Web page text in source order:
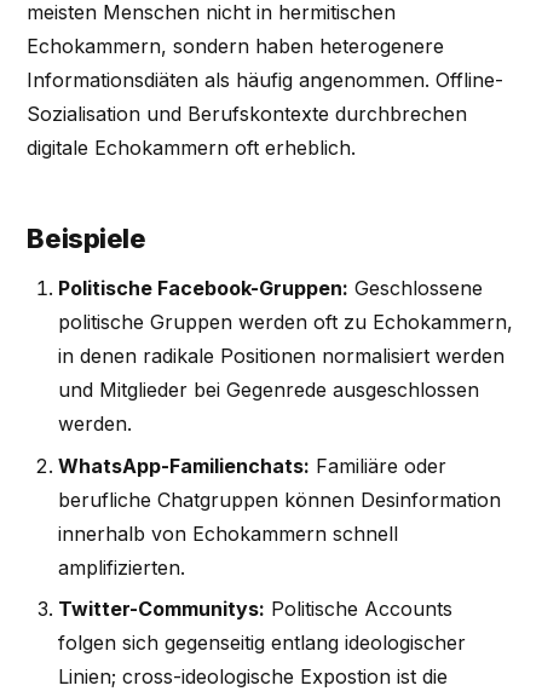
meisten Menschen nicht in hermitischen
Echokammern, sondern haben heterogenere
Informationsdiäten als häufig angenommen. Offline-
Sozialisation und Berufskontexte durchbrechen
digitale Echokammern oft erheblich.
Beispiele
Politische Facebook-Gruppen: Geschlossene
politische Gruppen werden oft zu Echokammern,
in denen radikale Positionen normalisiert werden
und Mitglieder bei Gegenrede ausgeschlossen
werden.
WhatsApp-Familienchats: Familiäre oder
berufliche Chatgruppen können Desinformation
innerhalb von Echokammern schnell
amplifizierten.
Twitter-Communitys: Politische Accounts
folgen sich gegenseitig entlang ideologischer
Linien; cross-ideologische Expostion ist die